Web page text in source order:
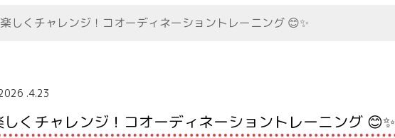
楽しくチャレンジ！コオーディネーショントレーニング 😊✨
.4.23
しくチャレンジ！コオーディネーショントレーニング 😊✨